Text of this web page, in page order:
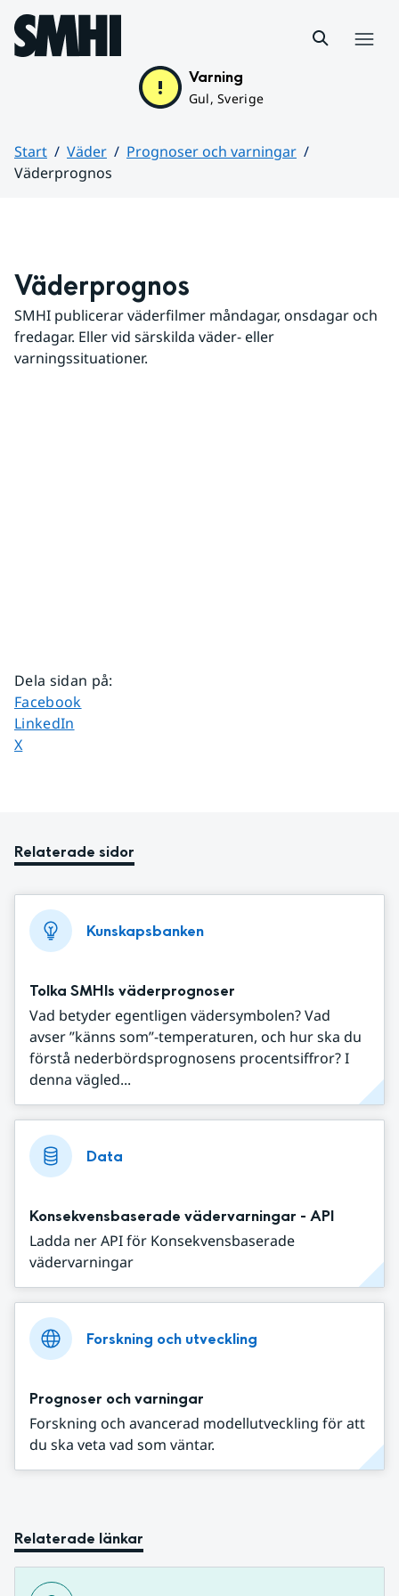
Hoppa till sidans innehåll
Varning
Gul, Sverige
Start Väder
Prognoser och varningar
Väderprognos
Väderprognos
SMHI publicerar väderfilmer måndagar, onsdagar och
fredagar. Eller vid särskilda väder- eller
varningssituationer.
Dela sidan på:
Dela sidan på
Facebook
Dela sidan på
LinkedIn
Dela sidan på
X
Relaterade sidor
Kunskapsbanken
Tolka SMHIs väderprognoser
Vad betyder egentligen vädersymbolen? Vad
avser ”känns som”-temperaturen, och hur ska du
förstå nederbördsprognosens procentsiffror? I
denna vägled...
Data
Konsekvensbaserade vädervarningar - API
Ladda ner API för Konsekvensbaserade
vädervarningar
Forskning och utveckling
Prognoser och varningar
Forskning och avancerad modellutveckling för att
du ska veta vad som väntar.
Relaterade länkar